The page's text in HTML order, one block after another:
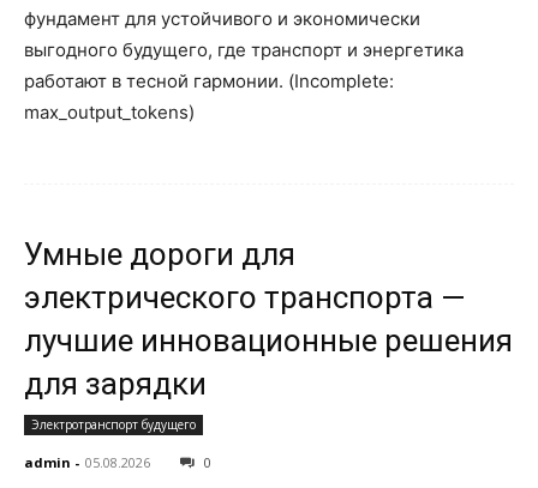
фундамент для устойчивого и экономически
выгодного будущего, где транспорт и энергетика
работают в тесной гармонии. (Incomplete:
max_output_tokens)
Умные дороги для
электрического транспорта —
лучшие инновационные решения
для зарядки
Электротранспорт будущего
admin - 05.08.2026 0